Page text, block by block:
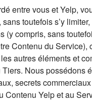
entre vous et Yelp,
toutefois s’y
(y compris, sans
Contenu du
autres éléments et
Nous possédons
secrets
Contenu Yelp et au